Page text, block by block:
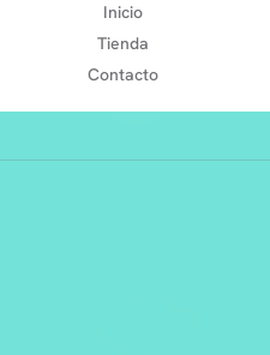
Inicio
Tienda
Contacto